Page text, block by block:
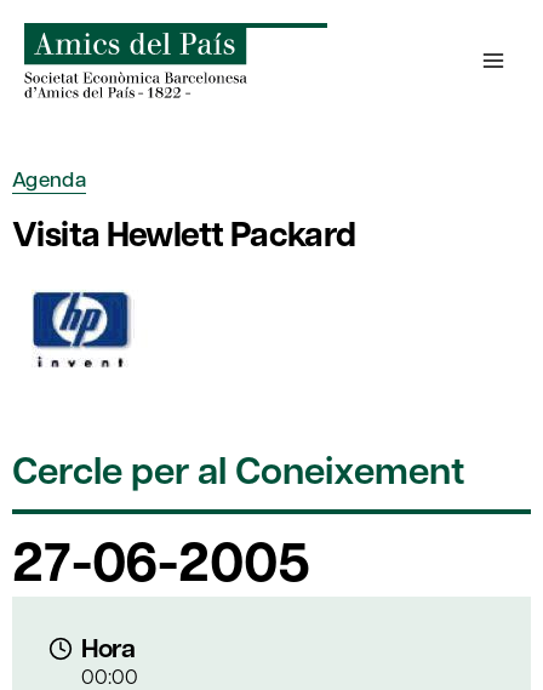
content
Agenda
Visita Hewlett Packard
Cercle per al Coneixement
27-06-2005
Hora
00:00